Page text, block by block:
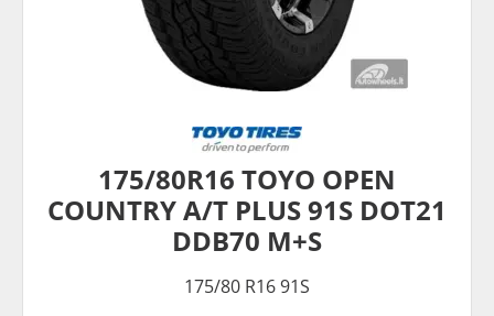
175/80R16 TOYO OPEN
COUNTRY A/T PLUS 91S DOT21
DDB70 M+S
175/80 R16 91S